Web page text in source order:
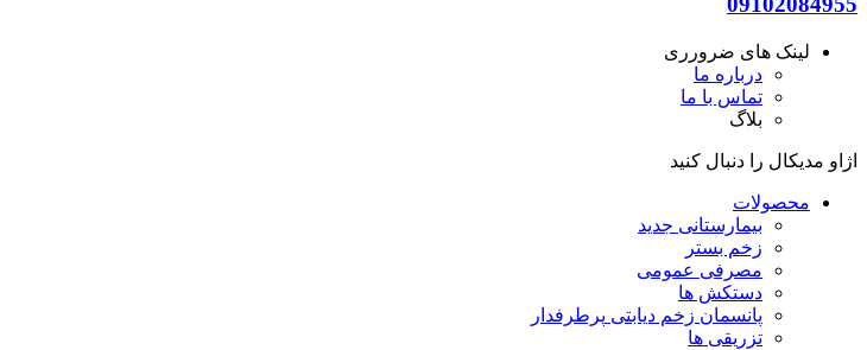
لینک های ضرورری
درباره ما
تماس با ما
بلاگ
اژاو مدیکال را دنبال کنید
محصولات
بیمارستانی جدید
زخم بستر
مصرفی عمومی
دستکش ها
پانسمان زخم دیابتی پرطرفدار
تزریقی ها